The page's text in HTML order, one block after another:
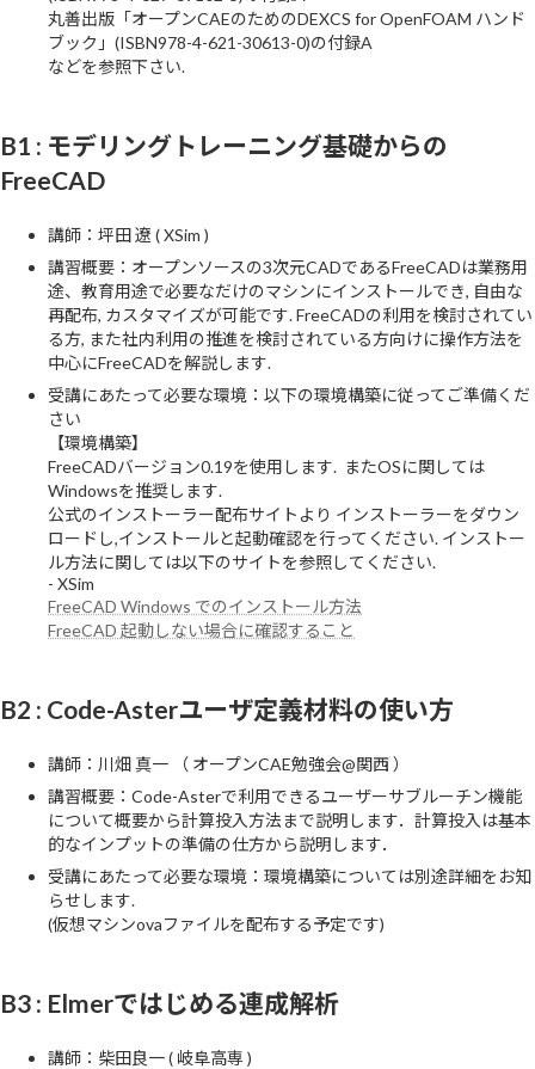
丸善出版「オープンCAEのためのDEXCS for OpenFOAM ハンド
ブック」(ISBN978-4-621-30613-0)の付録A
などを参照下さい.
B1 : モデリングトレーニング基礎からの
FreeCAD
講師：坪田 遼 ( XSim )
講習概要：オープンソースの3次元CADであるFreeCADは業務用
途、教育用途で必要なだけのマシンにインストールでき, 自由な
再配布, カスタマイズが可能です. FreeCADの利用を検討されてい
る方, また社内利用の推進を検討されている方向けに操作方法を
中心にFreeCADを解説します.
受講にあたって必要な環境：以下の環境構築に従ってご準備くだ
さい
【環境構築】
FreeCADバージョン0.19を使用します. またOSに関しては
Windowsを推奨します.
公式のインストーラー配布サイトより インストーラーをダウン
ロードし,インストールと起動確認を行ってください. インストー
ル方法に関しては以下のサイトを参照してください.
- XSim
FreeCAD Windows でのインストール方法
FreeCAD 起動しない場合に確認すること
B2 : Code-Asterユーザ定義材料の使い方
講師：川畑 真一 （ オープンCAE勉強会@関西 ）
講習概要：Code-Asterで利用できるユーザーサブルーチン機能
について概要から計算投入方法まで説明します．計算投入は基本
的なインプットの準備の仕方から説明します．
受講にあたって必要な環境：環境構築については別途詳細をお知
らせします.
(仮想マシンovaファイルを配布する予定です)
B3 : Elmerではじめる連成解析
講師：柴田良一 ( 岐阜高専 )